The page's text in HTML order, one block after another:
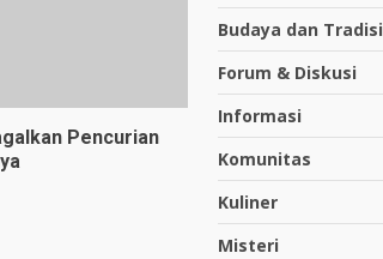
Pencurian
Budaya dan Tradisi
Forum & Diskusi
Informasi
Komunitas
Kuliner
Misteri